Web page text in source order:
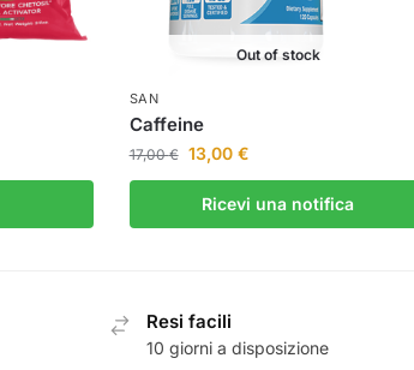
Out of stock
SAN
Caffeine
17,00€ 13,00 €
Ricevi una notifica
Resi facili
10 giorni a disposizione